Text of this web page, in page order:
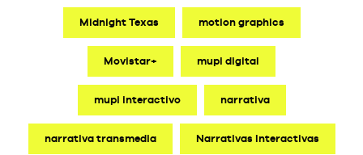
Midnight Texas motion graphics
Movistar+ mupi digital
mupi interactivo narrativa
narrativa transmedia Narrativas Interactivas